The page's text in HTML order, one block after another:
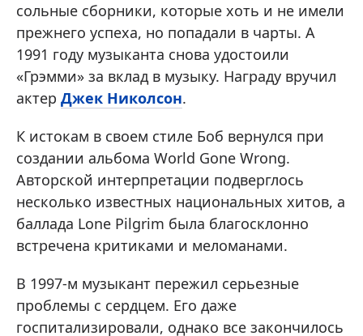
сольные сборники, которые хоть и не имели
прежнего успеха, но попадали в чарты. А
1991 году музыканта снова удостоили
«Грэмми» за вклад в музыку. Награду вручил
актер Джек Николсон.
К истокам в своем стиле Боб вернулся при
создании альбома World Gone Wrong.
Авторской интерпретации подверглось
несколько известных национальных хитов, а
баллада Lone Pilgrim была благосклонно
встречена критиками и меломанами.
В 1997-м музыкант пережил серьезные
проблемы с сердцем. Его даже
госпитализировали, однако все закончилось